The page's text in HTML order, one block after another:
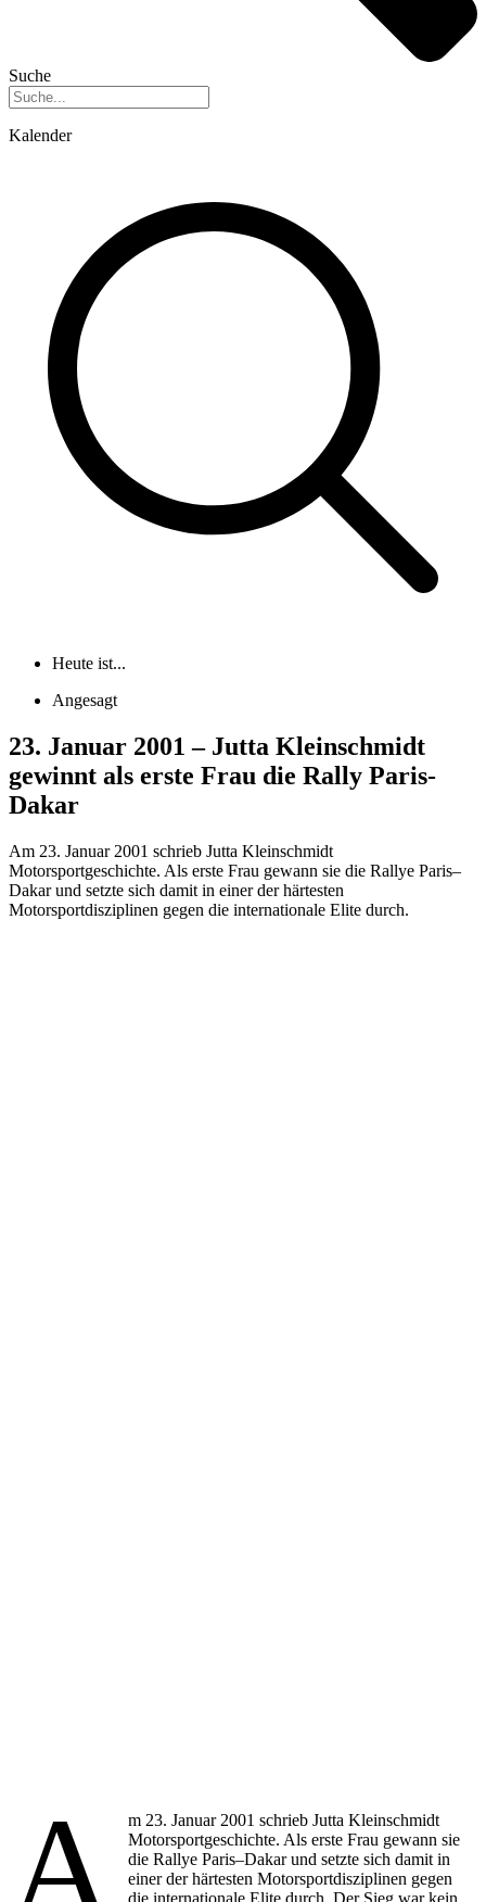
Suche
Kalender
Heute ist...
Angesagt
23. Januar 2001 – Jutta Kleinschmidt
gewinnt als erste Frau die Rally Paris-
Dakar
Am 23. Januar 2001 schrieb Jutta Kleinschmidt
Motorsportgeschichte. Als erste Frau gewann sie die Rallye Paris–
Dakar und setzte sich damit in einer der härtesten
Motorsportdisziplinen gegen die internationale Elite durch.
A
m 23. Januar 2001 schrieb Jutta Kleinschmidt
Motorsportgeschichte. Als erste Frau gewann sie
die Rallye Paris–Dakar und setzte sich damit in
einer der härtesten Motorsportdisziplinen gegen
die internationale Elite durch. Der Sieg war kein